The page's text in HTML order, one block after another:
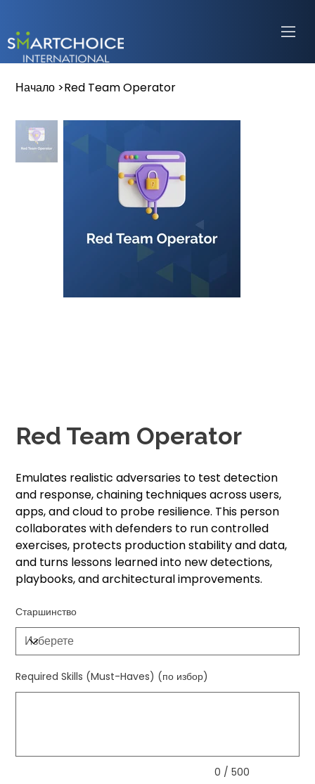
Начало >Red Team Operator
Red Team Operator
Emulates realistic adversaries to test detection
and response, chaining techniques across users,
apps, and cloud to probe resilience. This person
collaborates with defenders to run controlled
exercises, protects production stability and data,
and turns lessons learned into new detections,
playbooks, and architectural improvements.
Старшинство
Required Skills (Must-Haves) (по избор)
0 / 500